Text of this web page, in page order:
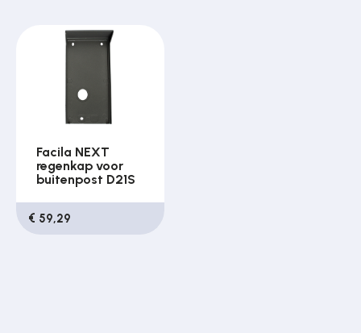
Facila NEXT
regenkap voor
buitenpost D21S
€ 59,29